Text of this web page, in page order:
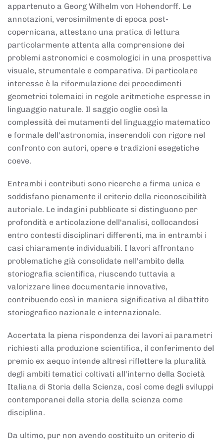
appartenuto a Georg Wilhelm von Hohendorff. Le
annotazioni, verosimilmente di epoca post-
copernicana, attestano una pratica di lettura
particolarmente attenta alla comprensione dei
problemi astronomici e cosmologici in una prospettiva
visuale, strumentale e comparativa. Di particolare
interesse è la riformulazione dei procedimenti
geometrici tolemaici in regole aritmetiche espresse in
linguaggio naturale. Il saggio coglie così la
complessità dei mutamenti del linguaggio matematico
e formale dell'astronomia, inserendoli con rigore nel
confronto con autori, opere e tradizioni esegetiche
coeve.
Entrambi i contributi sono ricerche a firma unica e
soddisfano pienamente il criterio della riconoscibilità
autoriale. Le indagini pubblicate si distinguono per
profondità e articolazione dell'analisi, collocandosi
entro contesti disciplinari differenti, ma in entrambi i
casi chiaramente individuabili. I lavori affrontano
problematiche già consolidate nell'ambito della
storiografia scientifica, riuscendo tuttavia a
valorizzare linee documentarie innovative,
contribuendo così in maniera significativa al dibattito
storiografico nazionale e internazionale.
Accertata la piena rispondenza dei lavori ai parametri
richiesti alla produzione scientifica, il conferimento del
premio ex aequo intende altresì riflettere la pluralità
degli ambiti tematici coltivati all'interno della Società
Italiana di Storia della Scienza, così come degli sviluppi
contemporanei della storia della scienza come
disciplina.
Da ultimo, pur non avendo costituito un criterio di